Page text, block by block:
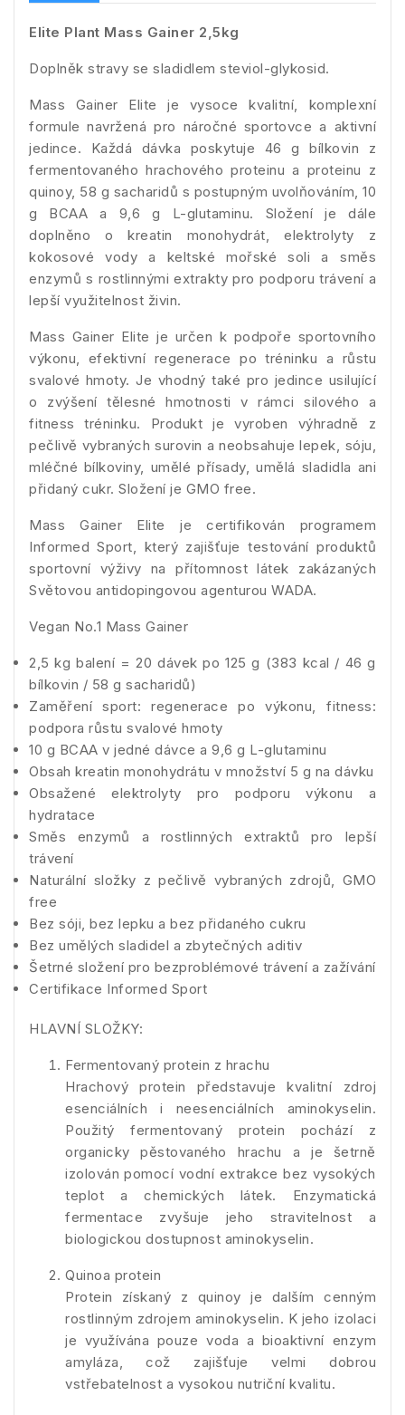
Elite Plant Mass Gainer 2,5kg
Doplněk stravy se sladidlem steviol-glykosid.
Mass Gainer Elite je vysoce kvalitní, komplexní
formule navržená pro náročné sportovce a aktivní
jedince. Každá dávka poskytuje 46 g bílkovin z
fermentovaného hrachového proteinu a proteinu z
quinoy, 58 g sacharidů s postupným uvolňováním, 10
g BCAA a 9,6 g L-glutaminu. Složení je dále
doplněno o kreatin monohydrát, elektrolyty z
kokosové vody a keltské mořské soli a směs
enzymů s rostlinnými extrakty pro podporu trávení a
lepší využitelnost živin.
Mass Gainer Elite je určen k podpoře sportovního
výkonu, efektivní regenerace po tréninku a růstu
svalové hmoty. Je vhodný také pro jedince usilující
o zvýšení tělesné hmotnosti v rámci silového a
fitness tréninku. Produkt je vyroben výhradně z
pečlivě vybraných surovin a neobsahuje lepek, sóju,
mléčné bílkoviny, umělé přísady, umělá sladidla ani
přidaný cukr. Složení je GMO free.
Mass Gainer Elite je certifikován programem
Informed Sport, který zajišťuje testování produktů
sportovní výživy na přítomnost látek zakázaných
Světovou antidopingovou agenturou WADA.
Vegan No.1 Mass Gainer
2,5 kg balení = 20 dávek po 125 g (383 kcal / 46 g
bílkovin / 58 g sacharidů)
Zaměření sport: regenerace po výkonu, fitness:
podpora růstu svalové hmoty
10 g BCAA v jedné dávce a 9,6 g L-glutaminu
Obsah kreatin monohydrátu v množství 5 g na dávku
Obsažené elektrolyty pro podporu výkonu a
hydratace
Směs enzymů a rostlinných extraktů pro lepší
trávení
Naturální složky z pečlivě vybraných zdrojů, GMO
free
Bez sóji, bez lepku a bez přidaného cukru
Bez umělých sladidel a zbytečných aditiv
Šetrné složení pro bezproblémové trávení a zažívání
Certifikace Informed Sport
HLAVNÍ SLOŽKY:
Fermentovaný protein z hrachu
Hrachový protein představuje kvalitní zdroj
esenciálních i neesenciálních aminokyselin.
Použitý fermentovaný protein pochází z
organicky pěstovaného hrachu a je šetrně
izolován pomocí vodní extrakce bez vysokých
teplot a chemických látek. Enzymatická
fermentace zvyšuje jeho stravitelnost a
biologickou dostupnost aminokyselin.
Quinoa protein
Protein získaný z quinoy je dalším cenným
rostlinným zdrojem aminokyselin. K jeho izolaci
je využívána pouze voda a bioaktivní enzym
amyláza, což zajišťuje velmi dobrou
vstřebatelnost a vysokou nutriční kvalitu.